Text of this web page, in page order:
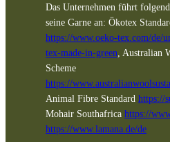
Das Unternehmen führt
seine Garne an: Ökotex
https://www.oeko-tex.com/de/
tex-made-in-green, Australian
Scheme
https://
Animal Fibre Standard https://
Mohair Southafrica https://
https://www.lamana.de/de